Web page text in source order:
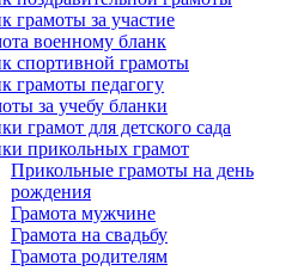
грамоты за участие
военному бланк
спортивной грамоты
грамоты педагогу
за учебу бланки
грамот для детского сада
прикольных грамот
Прикольные грамоты на день
рождения
Грамота мужчине
Грамота на свадьбу
Грамота родителям